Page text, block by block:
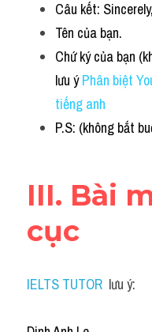
Câu kết:
Tên của bạn.
Chứ ký của bạn
lưu ý Phân biệt
tiếng anh
P.S: (không bắt
III. Bài
cục
IELTS TUTOR lưu ý: